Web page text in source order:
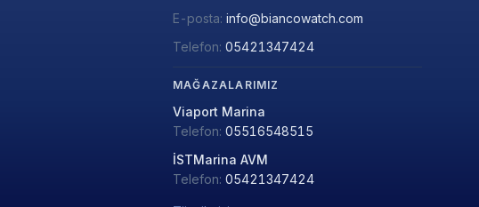
E-posta: info@biancowatch.com
Telefon: 05421347424
MAĞAZALARIMIZ
Viaport Marina
Telefon: 05516548515
İSTMarina AVM
Telefon: 05421347424